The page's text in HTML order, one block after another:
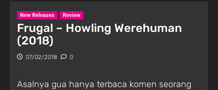
New Releases Review
Frugal – Howling Werehuman
(2018)
07/02/2018 0
Asalnya gua hanya terbaca komen seorang